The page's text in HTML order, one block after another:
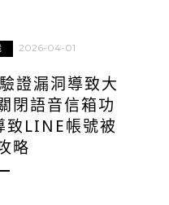
2026-04-01
證漏洞導致大
閉語音信箱功
致LINE帳號被
略